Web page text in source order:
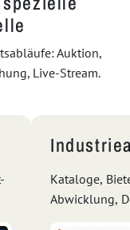
Auktion,
Live-Stream.
Kataloge,
Abwicklung,